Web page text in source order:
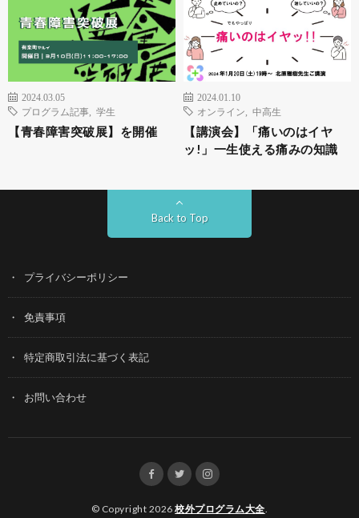
2024.03.05
プログラム記事
学生
【青春障害突破展】を開催
2024.01.10
オンライン
中高生
【講演会】「痛いのはイヤ
ッ!」一生使える痛みの知識
Back to Top
プライバシーポリシー
免責事項
特定商取引法に基づく表記
お問い合わせ
© Copyright 2026校外プログラム大全.